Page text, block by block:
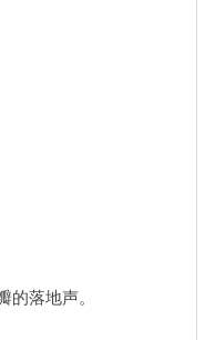
落地声。